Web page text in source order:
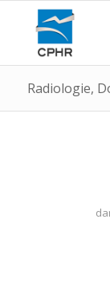
Radiologie,